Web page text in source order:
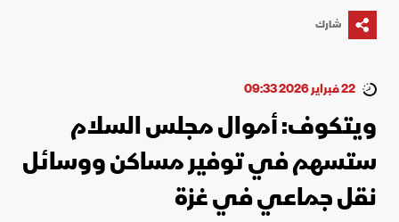
شارك
22 فبراير 2026 09:33
ويتكوف: أموال مجلس السلام
ستسهم في توفير مساكن ووسائل
نقل جماعي في غزة